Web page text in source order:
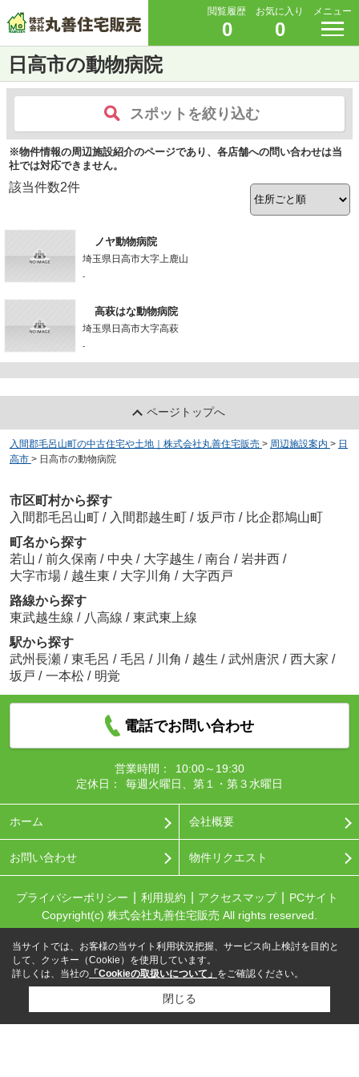
閲覧履歴
0
お気に入り
0
メニュー
日高市の動物病院
スポットを絞り込む
※物件情報の周辺施設紹介のページであり、各店舗への問い合わせは当
社では対応できません。
該当件数2件
ノヤ動物病院
埼玉県日高市大字上鹿山
-
高萩はな動物病院
埼玉県日高市大字高萩
-
ページトップへ
入間郡毛呂山町の中古住宅や土地｜株式会社丸善住宅販売 > 周辺施設案内 > 日
高市 > 日高市の動物病院
市区町村から探す
入間郡毛呂山町 / 入間郡越生町 / 坂戸市 / 比企郡鳩山町
町名から探す
若山 / 前久保南 / 中央 / 大字越生 / 南台 / 岩井西 /
大字市場 / 越生東 / 大字川角 / 大字西戸
路線から探す
東武越生線 / 八高線 / 東武東上線
駅から探す
武州長瀬 / 東毛呂 / 毛呂 / 川角 / 越生 / 武州唐沢 / 西大家 /
坂戸 / 一本松 / 明覚
電話でお問い合わせ
営業時間：
10:00～19:30
定休日：
毎週火曜日、第１・第３水曜日
ホーム 会社概要
お問い合わせ 物件リクエスト
プライバシーポリシー 利用規約 アクセスマップ
PCサイト
Copyright(c) 株式会社丸善住宅販売 All rights reserved.
当サイトでは、お客様の当サイト利用状況把握、サービス向上検討を目的と
して、クッキー（Cookie）を使用しています。
詳しくは、当社の 「Cookieの取扱いについて」 をご確認ください。
閉じる